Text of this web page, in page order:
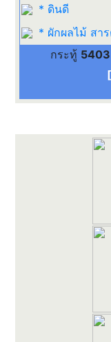
* ดินดี
* ผักผลไม้ สา
กระทู้ 5403